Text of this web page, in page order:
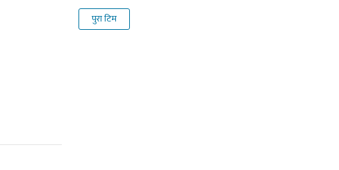
पुरा टिम